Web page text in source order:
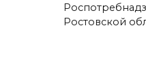
Ростовской